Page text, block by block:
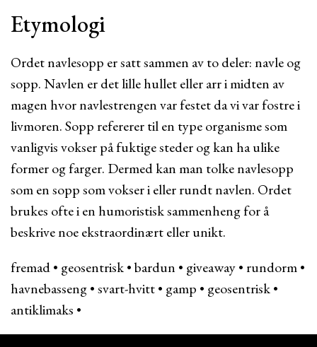
Etymologi
Ordet navlesopp er satt sammen av to deler: navle og
sopp. Navlen er det lille hullet eller arr i midten av
magen hvor navlestrengen var festet da vi var fostre i
livmoren. Sopp refererer til en type organisme som
vanligvis vokser på fuktige steder og kan ha ulike
former og farger. Dermed kan man tolke navlesopp
som en sopp som vokser i eller rundt navlen. Ordet
brukes ofte i en humoristisk sammenheng for å
beskrive noe ekstraordinært eller unikt.
fremad• geosentrisk•bardun • giveaway• rundorm•
havnebasseng•svart-hvitt• gamp • geosentrisk•
antiklimaks •